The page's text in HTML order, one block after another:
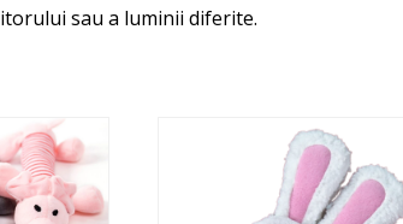
sau a luminii diferite.